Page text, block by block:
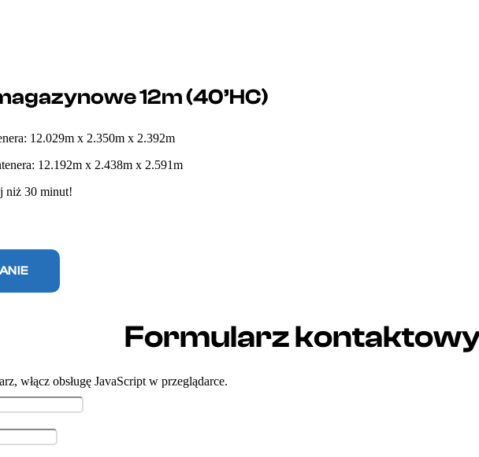
12m (40’HC)
12.029m x 2.350m x 2.392m
12.192m x 2.438m x 2.591m
niż 30 minut!
Formularz
włącz obsługę JavaScript w przeglądarce.